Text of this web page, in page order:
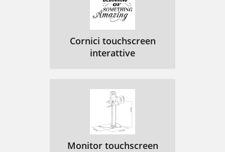
Cornici touchscreen
interattive
Monitor touchscreen